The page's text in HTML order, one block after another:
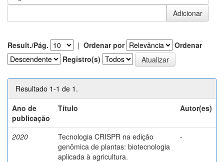
Result./Pág. | Ordenar por
Ordenar
Registro(s)
Resultado 1-1 de 1.
Ano de
publicação
Título Autor(es)
2020
Tecnologia CRISPR na edição
genômica de plantas: biotecnologia
aplicada à agricultura.
-